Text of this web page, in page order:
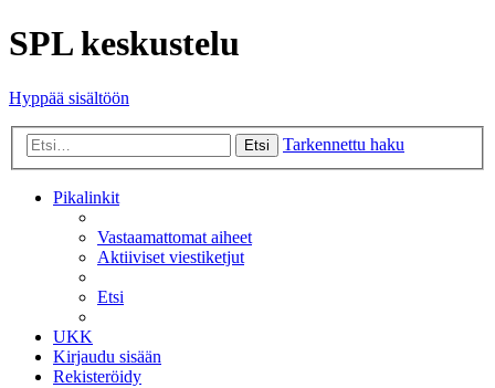
SPL keskustelu
Hyppää sisältöön
Etsi Tarkennettu haku
Pikalinkit
Vastaamattomat aiheet
Aktiiviset viestiketjut
Etsi
UKK
Kirjaudu sisään
Rekisteröidy